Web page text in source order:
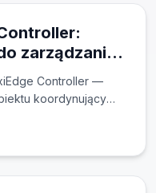
zarządzania
Controller —
koordynujący